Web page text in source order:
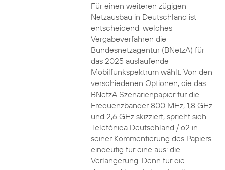
Für einen weiteren zügigen
Netzausbau in Deutschland ist
entscheidend, welches
Vergabeverfahren die
Bundesnetzagentur (BNetzA) für
das 2025 auslaufende
Mobilfunkspektrum wählt. Von den
verschiedenen Optionen, die das
BNetzA Szenarienpapier für die
Frequenzbänder 800 MHz, 1,8 GHz
und 2,6 GHz skizziert, spricht sich
Telefónica Deutschland / o2 in
seiner Kommentierung des Papiers
eindeutig für eine aus: die
Verlängerung. Denn für die